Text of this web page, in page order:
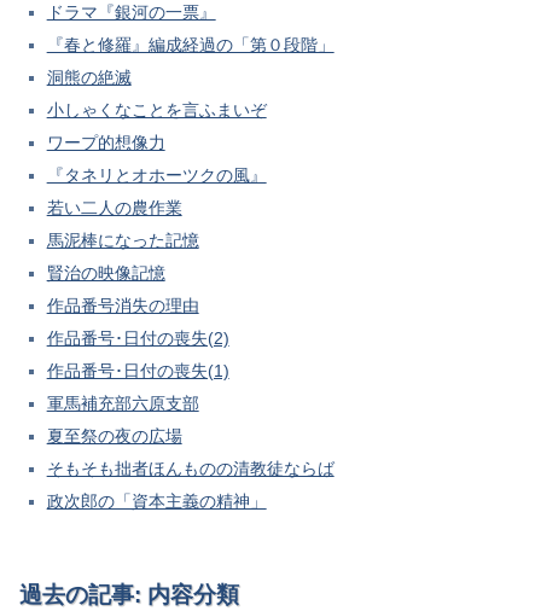
ドラマ『銀河の一票』
『春と修羅』編成経過の「第０段階」
洞熊の絶滅
小しゃくなことを言ふまいぞ
ワープ的想像力
『タネリとオホーツクの風』
若い二人の農作業
馬泥棒になった記憶
賢治の映像記憶
作品番号消失の理由
作品番号･日付の喪失(2)
作品番号･日付の喪失(1)
軍馬補充部六原支部
夏至祭の夜の広場
そもそも拙者ほんものの清教徒ならば
政次郎の「資本主義の精神」
過去の記事: 内容分類